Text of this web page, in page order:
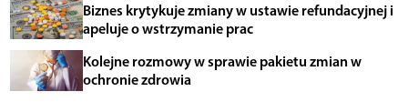
Biznes krytykuje zmiany w ustawie refundacyjnej i
apeluje o wstrzymanie prac
Kolejne rozmowy w sprawie pakietu zmian w
ochronie zdrowia